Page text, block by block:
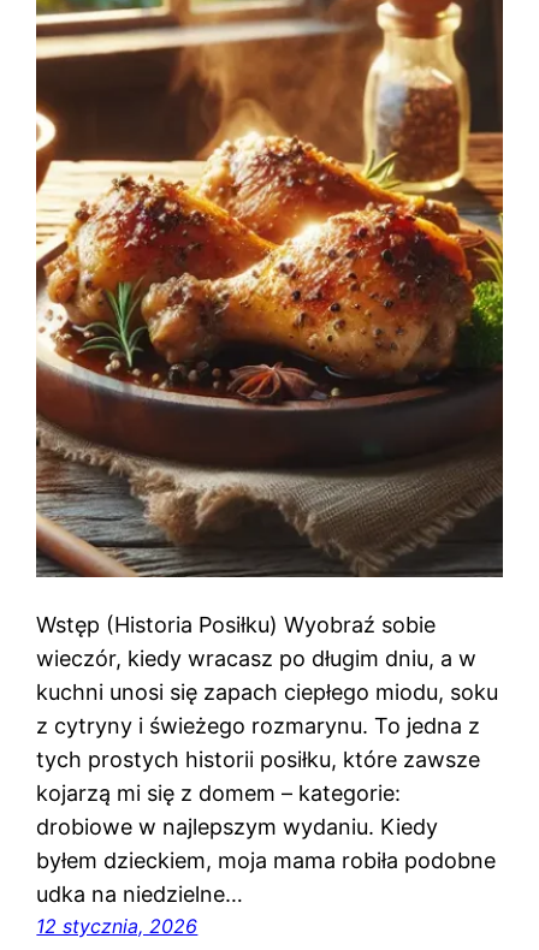
Wstęp (Historia Posiłku) Wyobraź sobie
wieczór, kiedy wracasz po długim dniu, a w
kuchni unosi się zapach ciepłego miodu, soku
z cytryny i świeżego rozmarynu. To jedna z
tych prostych historii posiłku, które zawsze
kojarzą mi się z domem – kategorie:
drobiowe w najlepszym wydaniu. Kiedy
byłem dzieckiem, moja mama robiła podobne
udka na niedzielne…
12 stycznia, 2026